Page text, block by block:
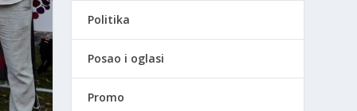
Politika
Posao i oglasi
Promo